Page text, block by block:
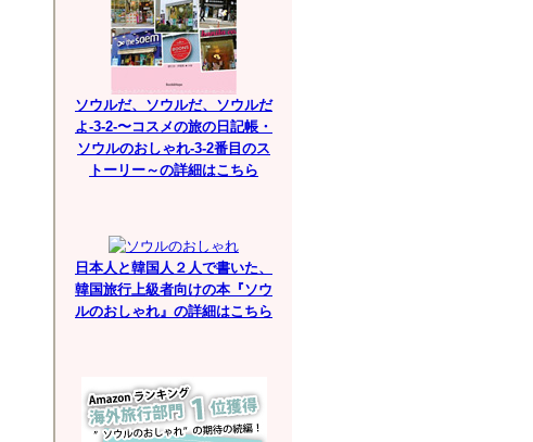
ソウルだ、ソウルだ、ソウルだ
よ-3-2-〜コスメの旅の日記帳・
ソウルのおしゃれ-3-2番目のス
トーリー～の詳細はこちら
日本人と韓国人２人で書いた、
韓国旅行上級者向けの本『ソウ
ルのおしゃれ』の詳細はこちら